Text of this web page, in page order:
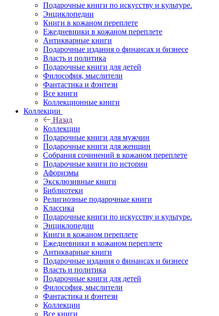
Подарочные книги по искусству и культуре.
Энциклопедии
Книги в кожаном переплете
Ежедневники в кожаном переплете
Антикварные книги
Подарочные издания о финансах и бизнесе
Власть и политика
Подарочные книги для детей
Философия, мыслители
Фантастика и фэнтези
Все книги
Коллекционные книги
Коллекции
Назад
Коллекции
Подарочные книги для мужчин
Подарочные книги для женщин
Собрания сочинений в кожаном переплете
Подарочные книги по истории
Афоризмы
Эксклюзивные книги
Библиотеки
Религиозные подарочные книги
Классика
Подарочные книги по искусству и культуре.
Энциклопедии
Книги в кожаном переплете
Ежедневники в кожаном переплете
Антикварные книги
Подарочные издания о финансах и бизнесе
Власть и политика
Подарочные книги для детей
Философия, мыслители
Фантастика и фэнтези
Коллекции
Все книги